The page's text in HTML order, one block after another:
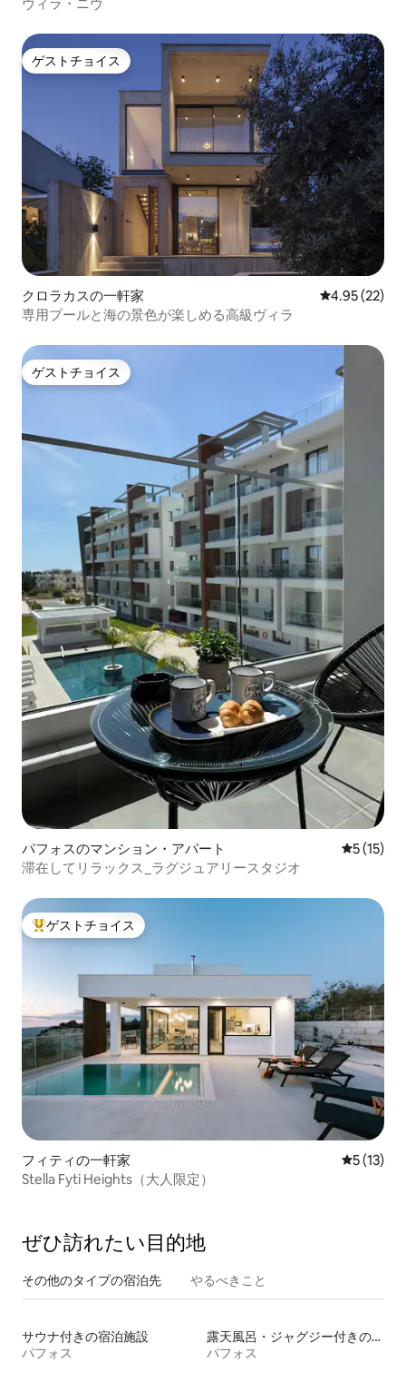
ヴィラ・ニヴ
ゲストチョイス
ゲストチョイス
クロラカスの一軒家 レビュー22
4.95 (22)
専用プールと海の景色が楽しめる高級ヴィラ
ゲストチョイス
ゲストチョイス
パフォスのマンション・アパート レビュー
5 (15)
滞在してリラックス_ラグジュアリースタジオ
大好評のゲストチョイスです。
ゲストチョイス
フィティの一軒家 レビュー
5 (13)
Stella Fyti Heights（大人限定）
ぜひ訪⁠れ⁠た⁠い目⁠的⁠地
その他のタ⁠イ⁠プ⁠の宿⁠泊⁠先 やるべきこと
サウナ付きの宿泊施設
パフォス
露天風呂・ジャグジー付きの宿泊施設
パフォス